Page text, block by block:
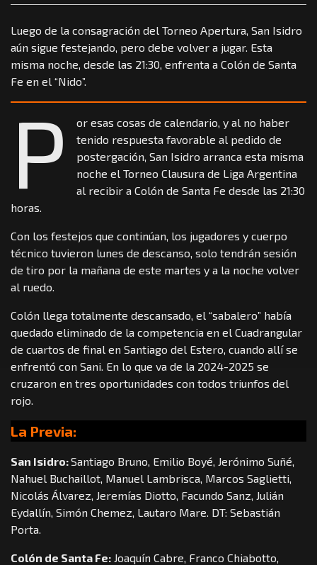
Luego de la consagración del Torneo Apertura, San Isidro
aún sigue festejando, pero debe volver a jugar. Esta
misma noche, desde las 21:30, enfrenta a Colón de Santa
Fe en el “Nido”.
P
or esas cosas de calendario, y al no haber
tenido respuesta favorable al pedido de
postergación, San Isidro arranca esta misma
noche el Torneo Clausura de Liga Argentina
al recibir a Colón de Santa Fe desde las 21:30
horas.
Con los festejos que continúan, los jugadores y cuerpo
técnico tuvieron lunes de descanso, solo tendrán sesión
de tiro por la mañana de este martes y a la noche volver
al ruedo.
Colón llega totalmente descansado, el “sabalero” había
quedado eliminado de la competencia en el Cuadrangular
de cuartos de final en Santiago del Estero, cuando allí se
enfrentó con Sani. En lo que va de la 2024-2025 se
cruzaron en tres oportunidades con todos triunfos del
rojo.
La Previa:
San Isidro:Santiago Bruno, Emilio Boyé, Jerónimo Suñé,
Nahuel Buchaillot, Manuel Lambrisca, Marcos Saglietti,
Nicolás Álvarez, Jeremías Diotto, Facundo Sanz, Julián
Eydallín, Simón Chemez, Lautaro Mare. DT: Sebastián
Porta.
Colón de Santa Fe: Joaquín Cabre, Franco Chiabotto,